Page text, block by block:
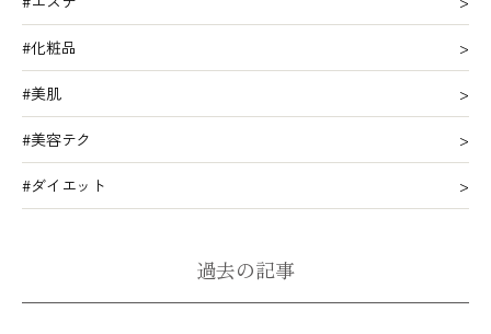
#化粧品
#美肌
#美容テク
#ダイエット
過去の記事